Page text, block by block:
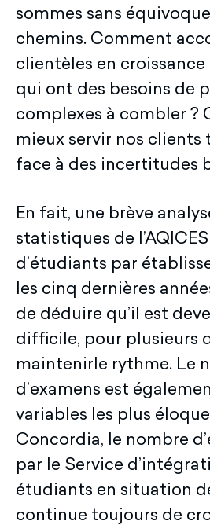
sommes sans
chemins. Comment
clientèles en
qui ont des besoins de
complexes à combler ?
mieux servir nos clients
face à des incertitudes
En fait, une brève
statistiques de
d’étudiants par
les cinq dernières
de déduire qu’il est
difficile, pour plusieurs
maintenirle rythme. Le
d’examens est
variables les plus
Concordia, le nombre
par le Service
étudiants en situation
continue toujours de